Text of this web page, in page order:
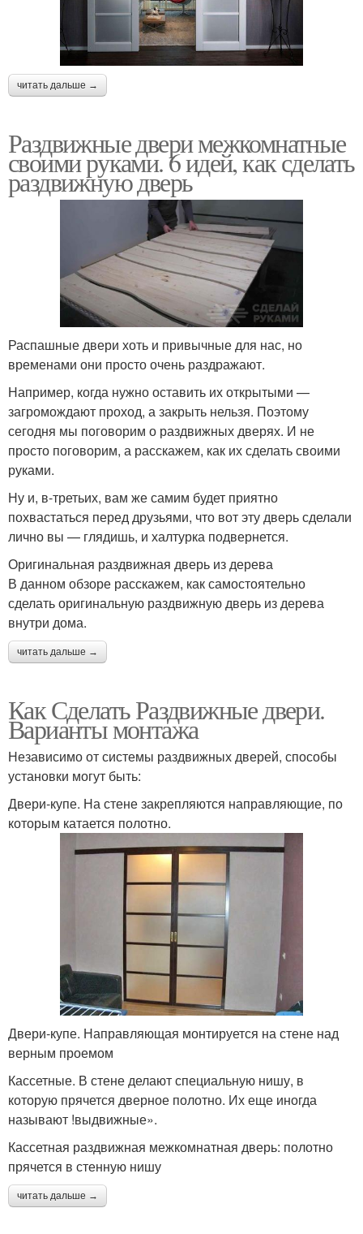
читать дальше →
Раздвижные двери межкомнатные
своими руками. 6 идей, как сделать
раздвижную дверь
Распашные двери хоть и привычные для нас, но
временами они просто очень раздражают.
Например, когда нужно оставить их открытыми —
загромождают проход, а закрыть нельзя. Поэтому
сегодня мы поговорим о раздвижных дверях. И не
просто поговорим, а расскажем, как их сделать своими
руками.
Ну и, в-третьих, вам же самим будет приятно
похвастаться перед друзьями, что вот эту дверь сделали
лично вы — глядишь, и халтурка подвернется.
Оригинальная раздвижная дверь из дерева
В данном обзоре расскажем, как самостоятельно
сделать оригинальную раздвижную дверь из дерева
внутри дома.
читать дальше →
Как Сделать Раздвижные двери.
Варианты монтажа
Независимо от системы раздвижных дверей, способы
установки могут быть:
Двери-купе. На стене закрепляются направляющие, по
которым катается полотно.
Двери-купе. Направляющая монтируется на стене над
верным проемом
Кассетные. В стене делают специальную нишу, в
которую прячется дверное полотно. Их еще иногда
называют !выдвижные».
Кассетная раздвижная межкомнатная дверь: полотно
прячется в стенную нишу
читать дальше →